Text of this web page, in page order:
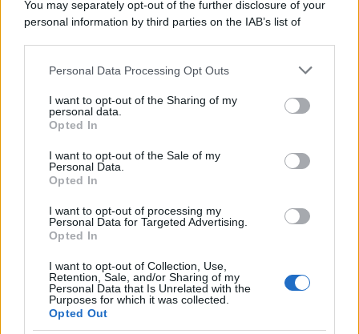
You may separately opt-out of the further disclosure of your
personal information by third parties on the IAB’s list of
This information may also be disclosed by us to third parties
disclose it to other third parties.
Please note that this website/app uses one or more Google
services and may gather and store information including but
not limited to your visit or usage behaviour. You may click to
grant or deny consent to Google and its third-party tags to
consent section.
Personal Data Processing Opt Outs
I want to opt-out of the Sharing of my
personal data.
Opted In
I want to opt-out of the Sale of my
Personal Data.
Opted In
I want to opt-out of processing my
Personal Data for Targeted Advertising.
Opted In
I want to opt-out of Collection, Use,
Retention, Sale, and/or Sharing of my
Personal Data that Is Unrelated with the
Purposes for which it was collected.
Opted Out